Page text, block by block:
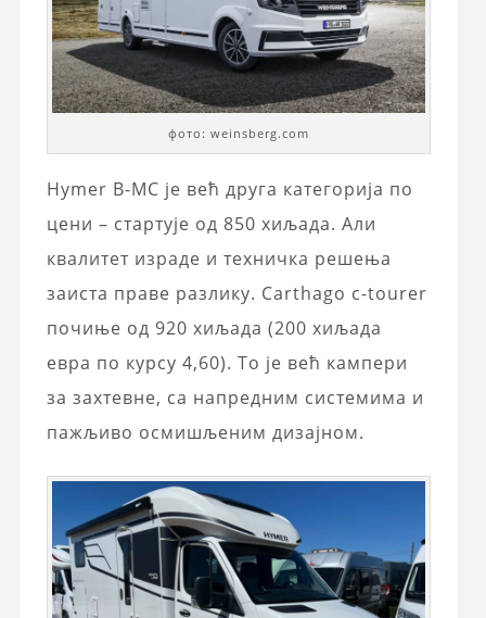
фото: weinsberg.com
Hymer B-MC је већ друга категорија по
цени – стартује од 850 хиљада. Али
квалитет израде и техничка решења
заиста праве разлику. Carthago c-tourer
почиње од 920 хиљада (200 хиљада
евра по курсу 4,60). То је већ кампери
за захтевне, са напредним системима и
пажљиво осмишљеним дизајном.